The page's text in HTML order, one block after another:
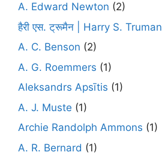
A. Edward Newton (2)
हैरी एस. ट्रूमैन | Harry S. Truman
A. C. Benson (2)
A. G. Roemmers (1)
Aleksandrs Apsītis (1)
A. J. Muste (1)
Archie Randolph Ammons (1)
A. R. Bernard (1)